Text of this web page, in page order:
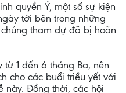
quyền Ý, một số sự kiện
tới bên trong những
tham dự đã bị hoãn
1 đến 6 tháng Ba, nên
cho các buổi triều yết với
này. Đồng thời, các hội